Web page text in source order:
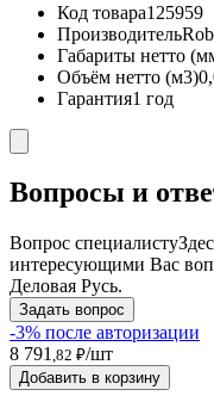
Код товара125959
Производитель
Габариты нетто
Объём нетто (м3)
Гарантия1 год
Вопросы и
Вопрос специалисту
интересующими Вас
Деловая Русь.
Задать вопрос
-3% после авторизации
8 791 ,82 ₽/шт
Добавить в корзину